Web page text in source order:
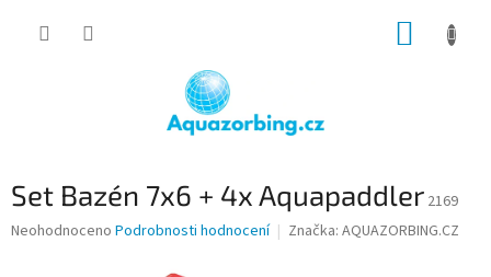
Set Bazén 7x6 + 4x Aquapaddler 2169
Průměrné
Neohodnoceno Podrobnosti hodnocení Značka: AQUAZORBING.CZ